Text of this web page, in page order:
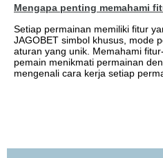
Mengapa penting memahami
Setiap permainan memiliki fitur
JAGOBET simbol khusus, mode
aturan yang unik. Memahami
pemain menikmati permainan
mengenali cara kerja setiap